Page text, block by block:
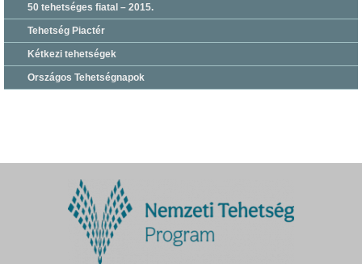
50 tehetséges fiatal – 2015.
Tehetség Piactér
Kétkezi tehetségek
Országos Tehetségnapok